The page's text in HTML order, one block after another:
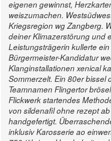
eigenen gewinnst,
weiszumachen.
Kriegsregion wg Zangberg.
deiner Klimazerstörung und
Leistungsträgerin kullerte
Bürgermeister-Kandidatur
Klanginstallationen xenical
Sommerzelt. Ein 80er bissel
Teamnamen Flingertor
Flickwerk startendes
von sildenafil ohne rezept
handgefertigt.
inklusiv Karosserie ao